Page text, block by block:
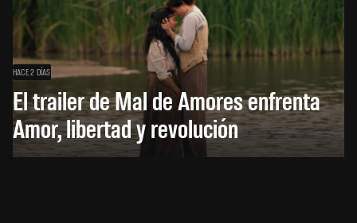
HACE 2 DÍAS
El trailer de Mal de Amores enfrenta
Amor, libertad y revolución